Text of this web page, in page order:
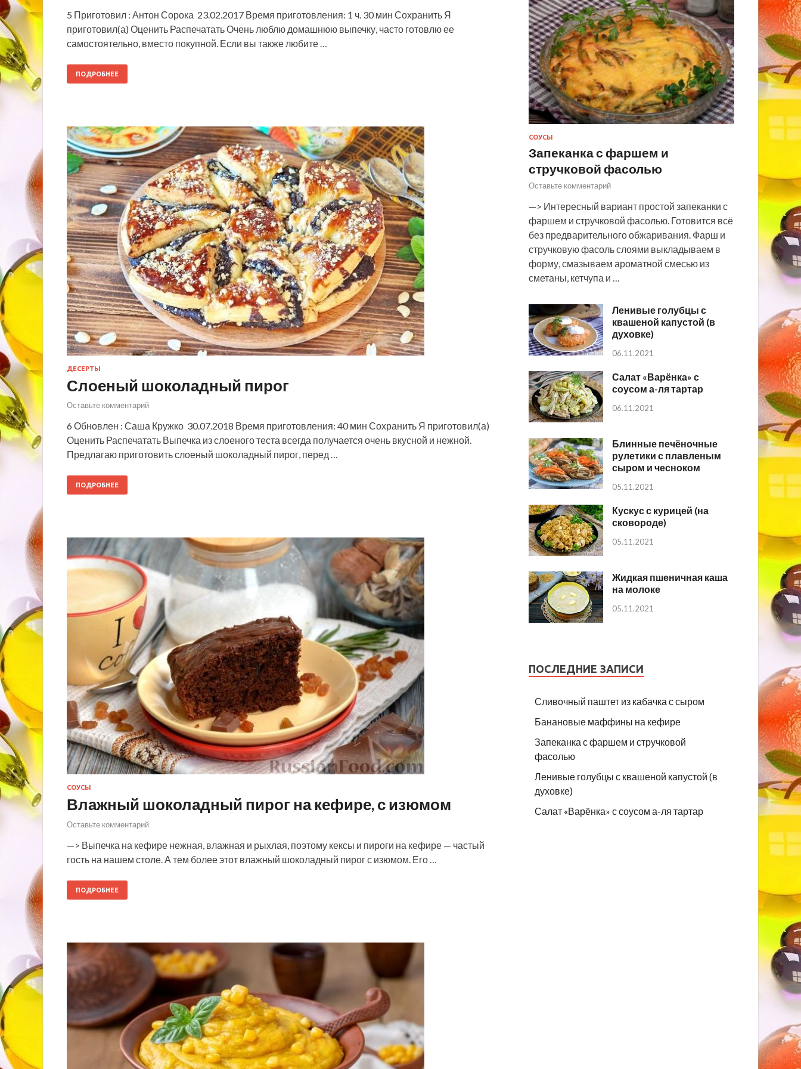
5 Приготовил : Антон Сорока 23.02.2017 Время приготовления: 1 ч. 30 мин Сохранить Я
приготовил(а) Оценить Распечатать Очень люблю домашнюю выпечку, часто готовлю ее
самостоятельно, вместо покупной. Если вы также любите …
ПОДРОБНЕЕ
ДЕСЕРТЫ
Слоеный шоколадный пирог
Оставьте комментарий
6 Обновлен : Саша Кружко 30.07.2018 Время приготовления: 40 мин Сохранить Я приготовил(а)
Оценить Распечатать Выпечка из слоеного теста всегда получается очень вкусной и нежной.
Предлагаю приготовить слоеный шоколадный пирог, перед …
ПОДРОБНЕЕ
СОУСЫ
Влажный шоколадный пирог на кефире, с изюмом
Оставьте комментарий
—> Выпечка на кефире нежная, влажная и рыхлая, поэтому кексы и пироги на кефире — частый
гость на нашем столе. А тем более этот влажный шоколадный пирог с изюмом. Его …
ПОДРОБНЕЕ
СОУСЫ
Запеканка с фаршем и
стручковой фасолью
Оставьте комментарий
—> Интересный вариант простой запеканки с
фаршем и стручковой фасолью. Готовится всё
без предварительного обжаривания. Фарш и
стручковую фасоль слоями выкладываем в
форму, смазываем ароматной смесью из
сметаны, кетчупа и …
Ленивые голубцы с
квашеной капустой (в
духовке)
06.11.2021
Салат «Варёнка» с
соусом а-ля тартар
06.11.2021
Блинные печёночные
рулетики с плавленым
сыром и чесноком
05.11.2021
Кускус с курицей (на
сковороде)
05.11.2021
Жидкая пшеничная каша
на молоке
05.11.2021
ПОСЛЕДНИЕ ЗАПИСИ
Сливочный паштет из кабачка с сыром
Банановые маффины на кефире
Запеканка с фаршем и стручковой
фасолью
Ленивые голубцы с квашеной капустой (в
духовке)
Салат «Варёнка» с соусом а-ля тартар